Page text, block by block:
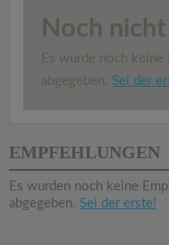
Noch
Es wurde noch
abgegeben. Sei der
EMPFEHLUNGEN
Es wurden noch keine
abgegeben. Sei der erste!